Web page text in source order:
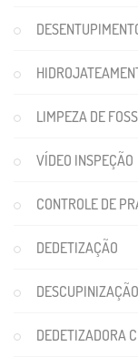
LIMPEZA DE
VÍDEO INSPEÇÃO
CONTROLE DE
DEDETIZAÇÃO
DESCUPINIZAÇÃO
DEDETIZADORA